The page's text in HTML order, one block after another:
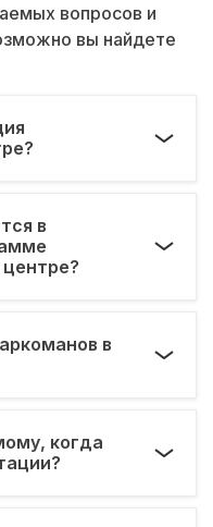
вопросов и
вы найдете
в
в
когда